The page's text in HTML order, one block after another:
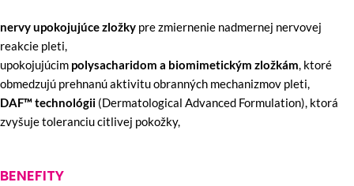
nervy upokojujúce zložky pre zmiernenie nadmernej nervovej
reakcie pleti,
upokojujúcim polysacharidom a biomimetickým zložkám , ktoré
obmedzujú prehnanú aktivitu obranných mechanizmov pleti,
DAF™ technológii (Dermatological Advanced Formulation), ktorá
zvyšuje toleranciu citlivej pokožky,
BENEFITY